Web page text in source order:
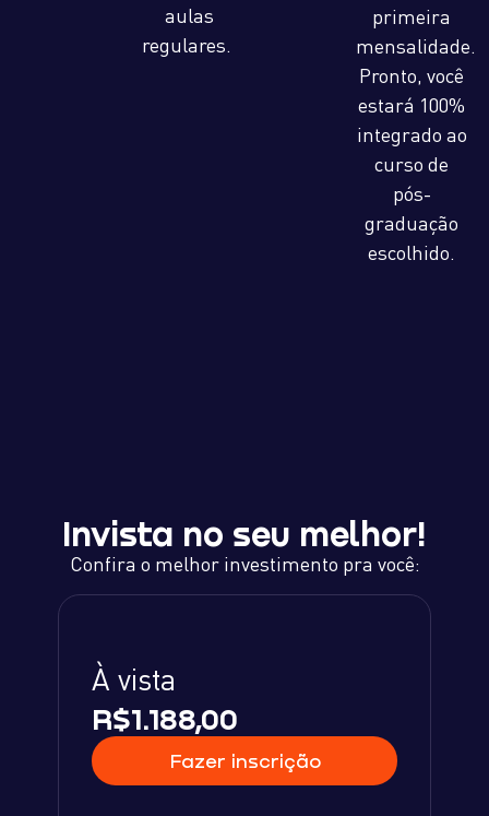
aulas
regulares.
primeira
mensalidade.
Pronto, você
estará 100%
integrado ao
curso de
pós-
graduação
escolhido.
Invista no seu melhor!
Confira o melhor investimento pra você:
À vista
R$1.188,00
Fazer inscrição